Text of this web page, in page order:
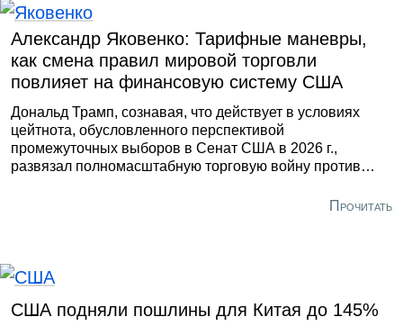
Александр Яковенко: Тарифные маневры,
как смена правил мировой торговли
повлияет на финансовую систему США
Дональд Трамп, сознавая, что действует в условиях
цейтнота, обусловленного перспективой
промежуточных выборов в Сенат США в 2026 г.,
развязал полномасштабную торговую войну против
крупному американскому бизнесу, который он призывал
в самих США, а также настроения американских
товары.
Прочитать
США подняли пошлины для Китая до 145%